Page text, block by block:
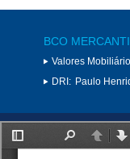
BCO
Valores
DRI: Paulo